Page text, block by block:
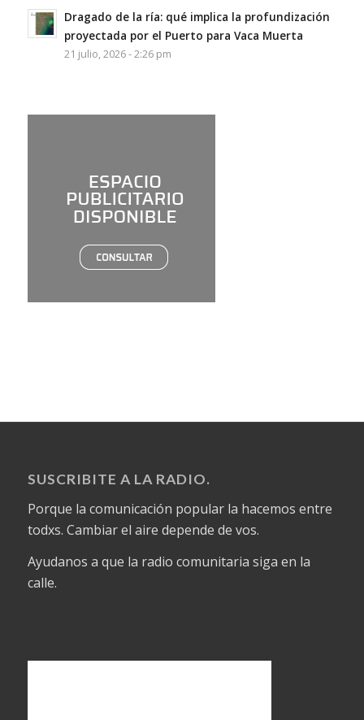
Dragado de la ría: qué implica la profundización
proyectada por el Puerto para Vaca Muerta
21 julio, 2026 - 2:26 pm
SUSCRIBITE A LA RADIO.
Porque la comunicación popular la hacemos entre
todxs. Cambiar el aire depende de vos.
Ayudanos a que la radio comunitaria siga en la
calle.